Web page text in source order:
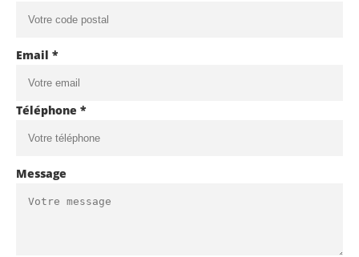
Email *
Téléphone *
Message